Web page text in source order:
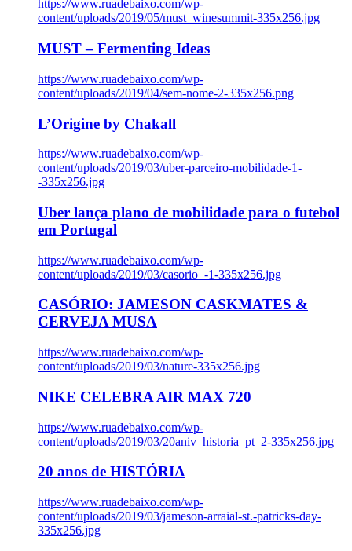
https://www.ruadebaixo.com/wp-
content/uploads/2019/05/must_winesummit-335x256.jpg
MUST – Fermenting Ideas
https://www.ruadebaixo.com/wp-
content/uploads/2019/04/sem-nome-2-335x256.png
L’Origine by Chakall
https://www.ruadebaixo.com/wp-
content/uploads/2019/03/uber-parceiro-mobilidade-1-
-335x256.jpg
Uber lança plano de mobilidade para o futebol
em Portugal
https://www.ruadebaixo.com/wp-
content/uploads/2019/03/casorio_-1-335x256.jpg
CASÓRIO: JAMESON CASKMATES &
CERVEJA MUSA
https://www.ruadebaixo.com/wp-
content/uploads/2019/03/nature-335x256.jpg
NIKE CELEBRA AIR MAX 720
https://www.ruadebaixo.com/wp-
content/uploads/2019/03/20aniv_historia_pt_2-335x256.jpg
20 anos de HISTÓRIA
https://www.ruadebaixo.com/wp-
content/uploads/2019/03/jameson-arraial-st.-patricks-day-
335x256.jpg